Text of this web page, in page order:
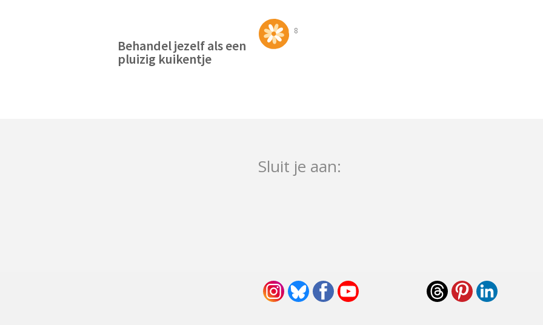
8
Behandel jezelf als een
pluizig kuikentje
Sluit je aan: